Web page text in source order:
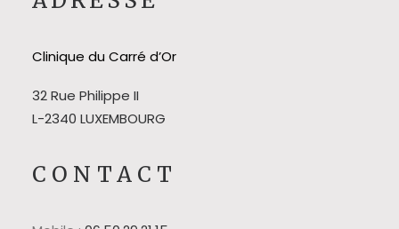
Clinique du Carré d’Or
32 Rue Philippe II
L-2340 LUXEMBOURG
CONTACT